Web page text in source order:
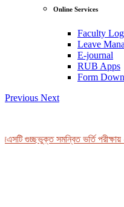
Online Services
Faculty
Leave
E-journal
RUB Apps
Form
Previous Next
গুচ্ছভুক্ত সমন্বিত ভর্তি পরীক্ষায়